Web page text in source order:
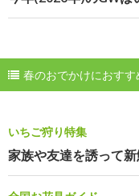
春のおでかけにおすす
いちご狩り特集
家族や友達を誘って